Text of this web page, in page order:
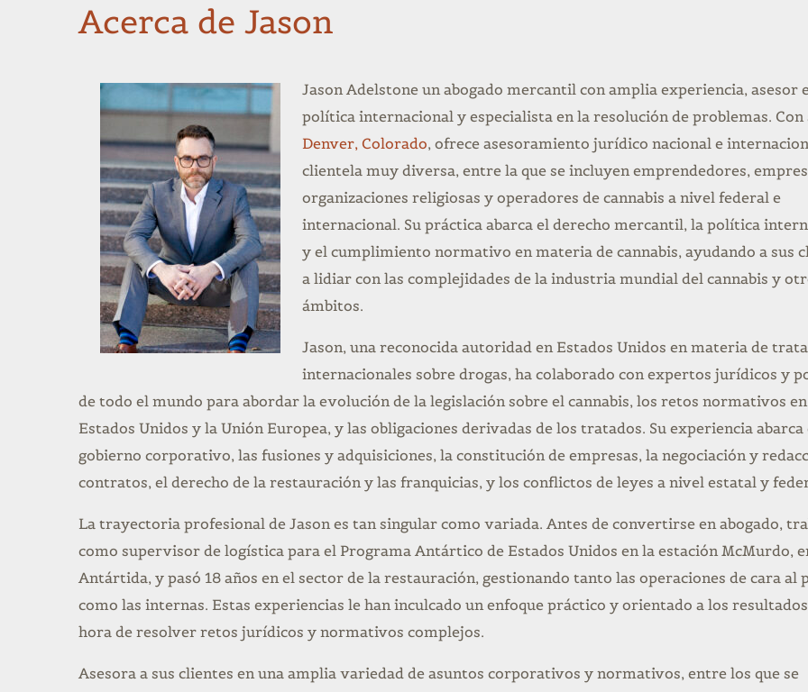
Acerca de Jason
Jason Adelstone un abogado mercantil con amplia experiencia, asesor
política internacional y especialista en la resolución de problemas. Con
Denver, Colorado, ofrece asesoramiento jurídico nacional e
clientela muy diversa, entre la que se incluyen emprendedores,
organizaciones religiosas y operadores de cannabis a nivel federal e
internacional. Su práctica abarca el derecho mercantil, la política
y el cumplimiento normativo en materia de cannabis, ayudando a sus
a lidiar con las complejidades de la industria mundial del cannabis y
ámbitos.
Jason, una reconocida autoridad en Estados Unidos en materia de
internacionales sobre drogas, ha colaborado con expertos jurídicos y
de todo el mundo para abordar la evolución de la legislación sobre el cannabis, los retos normativos en
Estados Unidos y la Unión Europea, y las obligaciones derivadas de los tratados. Su experiencia abarca
gobierno corporativo, las fusiones y adquisiciones, la constitución de empresas, la negociación y
contratos, el derecho de la restauración y las franquicias, y los conflictos de leyes a nivel estatal y
La trayectoria profesional de Jason es tan singular como variada. Antes de convertirse en abogado,
como supervisor de logística para el Programa Antártico de Estados Unidos en la estación McMurdo,
Antártida, y pasó 18 años en el sector de la restauración, gestionando tanto las operaciones de cara al
como las internas. Estas experiencias le han inculcado un enfoque práctico y orientado a los
hora de resolver retos jurídicos y normativos complejos.
Asesora a sus clientes en una amplia variedad de asuntos corporativos y normativos, entre los que se